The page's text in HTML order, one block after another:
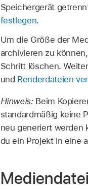
Speichergerät
festlegen.
Um die Größe der
archivieren zu
Schritt löschen.
und Renderdateien
Hinweis: Beim
standardmäßig keine
neu generiert werden
du ein Projekt in eine